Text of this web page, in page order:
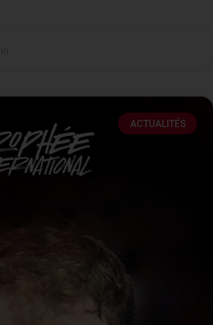
ACTUALITÉS